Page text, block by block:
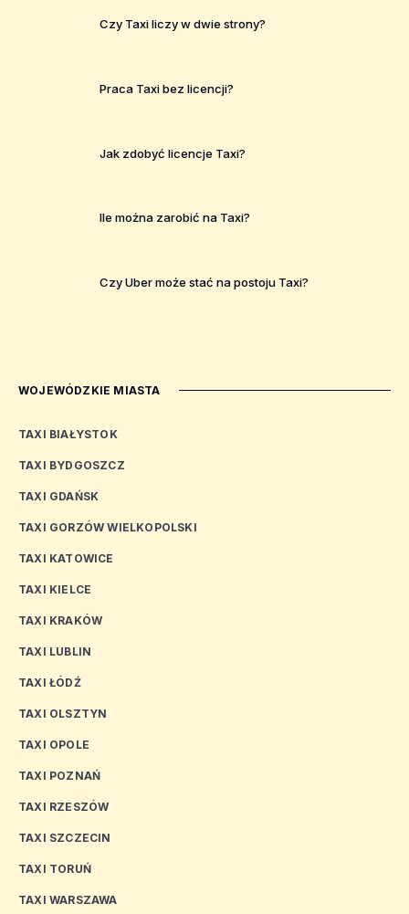
Czy Taxi liczy w dwie strony?
Praca Taxi bez licencji?
Jak zdobyć licencje Taxi?
Ile można zarobić na Taxi?
Czy Uber może stać na postoju Taxi?
WOJEWÓDZKIE MIASTA
TAXI BIAŁYSTOK
TAXI BYDGOSZCZ
TAXI GDAŃSK
TAXI GORZÓW WIELKOPOLSKI
TAXI KATOWICE
TAXI KIELCE
TAXI KRAKÓW
TAXI LUBLIN
TAXI ŁÓDŹ
TAXI OLSZTYN
TAXI OPOLE
TAXI POZNAŃ
TAXI RZESZÓW
TAXI SZCZECIN
TAXI TORUŃ
TAXI WARSZAWA